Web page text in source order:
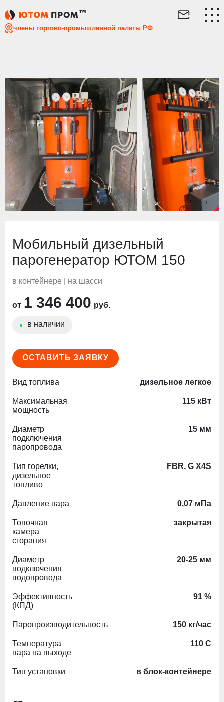
члены торгово-промышленной палаты РФ
Мобильный дизельный
парогенератор ЮТОМ 150
в контейнере | на шасси
от 1 346 400 руб.
в наличии
ОСТАВИТЬ ЗАЯВКУ
Вид топлива дизельное легкое
Максимальная
мощность
115 кВт
Диаметр
подключения
паропровода
15 мм
Тип горелки,
дизельное
топливо
FBR, G X4S
Давление пара 0,07 мПа
Топочная
камера
сгорания
закрытая
Диаметр
подключения
водопровода
20-25 мм
Эффективность
(КПД)
91 %
Паропроизводительность 150 кг/час
Температура
пара на выходе
110 С
Тип установки в блок-контейнере